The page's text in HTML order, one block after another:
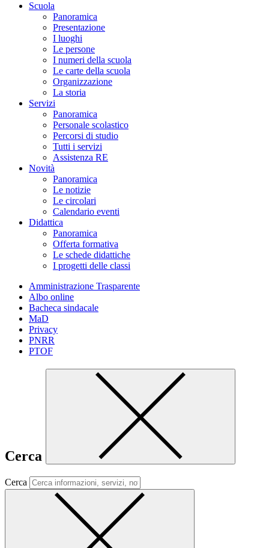
Scuola
Panoramica
Presentazione
I luoghi
Le persone
I numeri della scuola
Le carte della scuola
Organizzazione
La storia
Servizi
Panoramica
Personale scolastico
Percorsi di studio
Tutti i servizi
Assistenza RE
Novità
Panoramica
Le notizie
Le circolari
Calendario eventi
Didattica
Panoramica
Offerta formativa
Le schede didattiche
I progetti delle classi
Amministrazione Trasparente
Albo online
Bacheca sindacale
MaD
Privacy
PNRR
PTOF
Cerca
Cerca